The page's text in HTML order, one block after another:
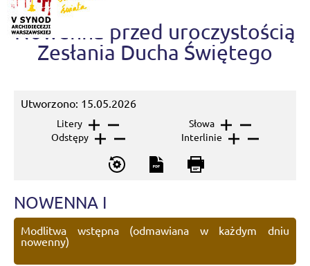
Start›Aktualności
Nowenna przed uroczystością
Zesłania Ducha Świętego
Utworzono: 15.05.2026
Litery
Słowa
Odstępy
Interlinie
NOWENNA I
Modlitwa wstępna (odmawiana w każdym dniu
nowenny)